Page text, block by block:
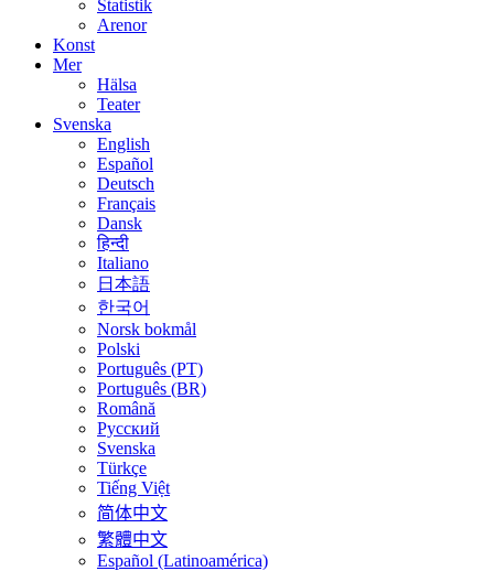
Statistik
Arenor
Konst
Mer
Hälsa
Teater
Svenska
English
Español
Deutsch
Français
Dansk
हिन्दी
Italiano
日本語
한국어
Norsk bokmål
Polski
Português (PT)
Português (BR)
Română
Русский
Svenska
Türkçe
Tiếng Việt
简体中文
繁體中文
Español (Latinoamérica)